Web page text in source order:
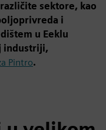
sektore, kao
i
u Eeklu
industriji,
Pintro.